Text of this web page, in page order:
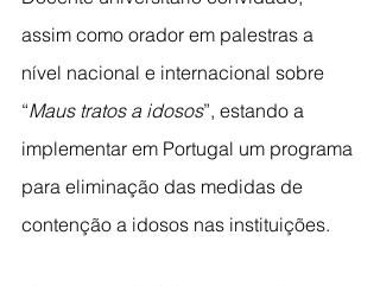
assim como orador em palestras a
nível nacional e internacional sobre
“Maus tratos a idosos”, estando a
implementar em Portugal um programa
para eliminação das medidas de
contenção a idosos nas instituições.